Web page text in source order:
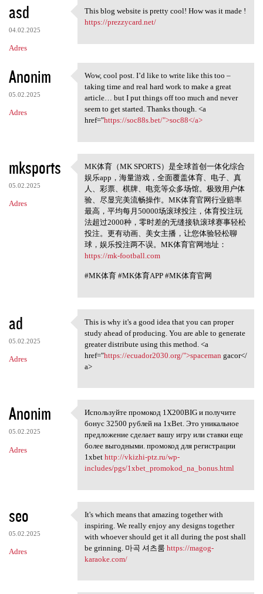
asd
04.02.2025
Adres
This blog website is pretty
This blog website is pretty cool! How was it made !
https://prezzycard.net/
Anonim
05.02.2025
Adres
Wow, cool post. I’d like to
Wow, cool post. I’d like to write like this too –
taking time and real hard work to make a great
article… but I put things off too much and never
seem to get started. Thanks though. <a
href="https://soc88s.bet/">soc88</a>
mksports
05.02.2025
Adres
MK体育（MK SPORTS
MK体育（MK SPORTS）是全球首创一体化综合
娱乐app，海量游戏，全面覆盖体育、电子、真
人、彩票、棋牌、电竞等众多场馆。极致用户体
验、尽显完美流畅操作。MK体育官网行业赔率
最高，平均每月50000场滚球投注，体育投注玩
法超过2000种，零时差的无缝接轨滚球赛事轻松
投注。更有动画、美女主播，让您体验轻松聊
球，娱乐投注两不误。MK体育官网地址：
https://mk-football.com
#MK体育 #MK体育APP #MK体育官网
ad
05.02.2025
Adres
This is why it's a good idea
This is why it's a good idea that you can proper
study ahead of producing. You are able to generate
greater distribute using this method. <a
href="https://ecuador2030.org/">spaceman gacor</
a>
Anonim
05.02.2025
Adres
Используйте промокод 1X200BIG
Используйте промокод 1X200BIG и получите
бонус 32500 рублей на 1xBet. Это уникальное
предложение сделает вашу игру или ставки еще
более выгодными. промокод для регистрации
1xbet http://vkizhi-ptz.ru/wp-
includes/pgs/1xbet_promokod_na_bonus.html
seo
05.02.2025
Adres
It's which means that amazing
It's which means that amazing together with
inspiring. We really enjoy any designs together
with whoever should get it all during the post shall
be grinning. 마곡 셔츠룸 https://magog-
karaoke.com/